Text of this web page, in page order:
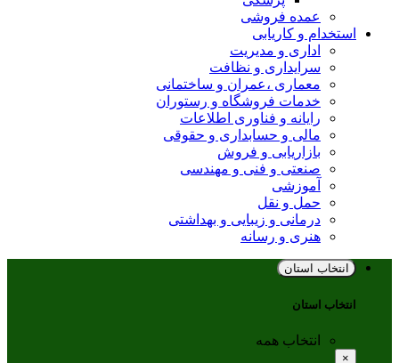
عمده فروشی
استخدام و کاریابی
اداری و مدیریت
سرایداری و نظافت
معماری ،عمران و ساختمانی
خدمات فروشگاه و رستوران
رایانه و فناوری اطلاعات
مالی و حسابداری و حقوقی
بازاریابی و فروش
صنعتی و فنی و مهندسی
آموزشی
حمل و نقل
درمانی و زیبایی و بهداشتی
هنری و رسانه
انتخاب استان
انتخاب استان
انتخاب همه
×